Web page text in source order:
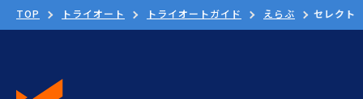
TOP トライオート トライオートガイド えらぶ セレクト